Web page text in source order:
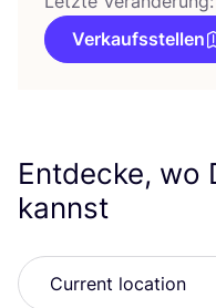
Verkaufsstellen
Entdecke, wo
kannst